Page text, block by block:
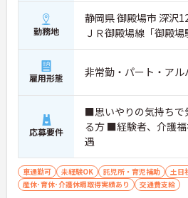
勤務地
静岡県 御殿場市 深沢
ＪＲ御殿場線「御殿
雇用形態 非常勤・パート・アル
応募要件
■思いやりの気持ちで
る方 ■経験者、介護
遇
車通勤可 未経験OK 託児所・育児補助 土日
産休･育休･介護休暇取得実績あり
交通費支給